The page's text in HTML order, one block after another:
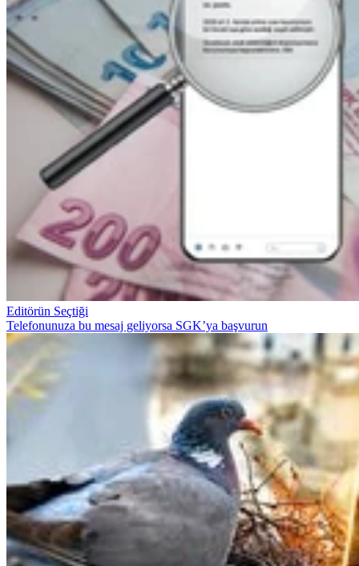
Editörün Seçtiği
Telefonunuza bu mesaj geliyorsa SGK’ya başvurun